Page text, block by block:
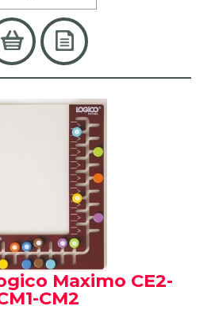
Maximo CE2-
CM2